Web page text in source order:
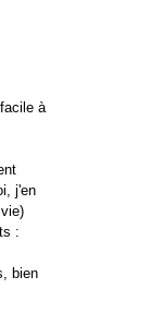
à
j'en
:
bien